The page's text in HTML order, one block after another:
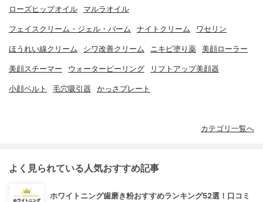
ローズヒップオイル マルラオイル
フェイスクリーム・ジェル・バーム ナイトクリーム ワセリン
ほうれい線クリーム シワ改善クリーム ニキビ塗り薬 美顔ローラー
美顔スチーマー ウォーターピーリング リフトアップ美顔器
小顔ベルト 毛穴吸引器 かっさプレート
カテゴリ一覧へ
よく見られている人気おすすめ記事
ホワイトニング歯磨き粉おすすめランキング52選！口コミ